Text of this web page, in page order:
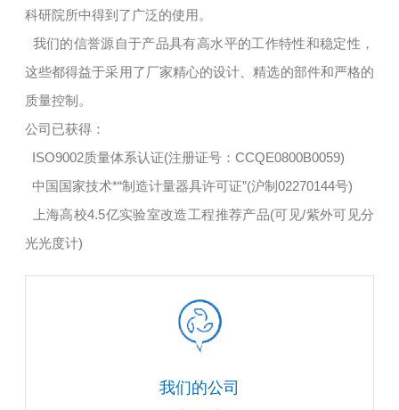
科研院所中得到了广泛的使用。
我们的信誉源自于产品具有高水平的工作特性和稳定性，
这些都得益于采用了厂家精心的设计、精选的部件和严格的
质量控制。
公司已获得：
ISO9002质量体系认证(注册证号：CCQE0800B0059)
中国国家技术*“制造计量器具许可证”(沪制02270144号)
上海高校4.5亿实验室改造工程推荐产品(可见/紫外可见分
光光度计)
我们的公司